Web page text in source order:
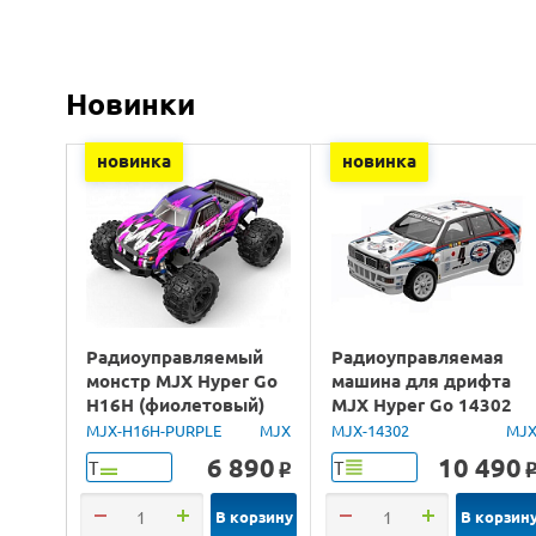
Новинки
новинка
Радиоуправляемый
монстр MJX Hyper Go
H16H (фиолетовый)
4WD 2.4G LED GPS
1/16 RTR
MJX-H16H-PURPLE MJX
Т 6 890 o
В корзину
новинка
Радиоуправляемая
машина для дрифта
MJX Hyper Go 14302
Lancia Delta Brushless
4WD 2.4G LED 1/14
RTR
MJX-14302 MJX
Т 10 490 o
В